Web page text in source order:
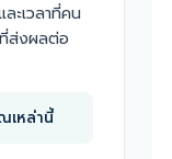
ะเวลาที่คน
ส่งผลต่อ
หล่านี้